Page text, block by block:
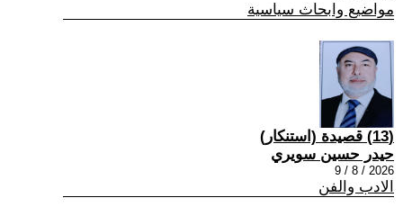
مواضيع وابحاث سياسية
(13) قصيدة (استنكار)
حيدر حسين سويري
2026 / 8 / 9
الادب والفن